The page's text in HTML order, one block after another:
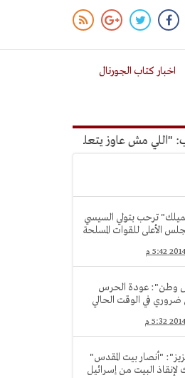
اخبار كتاب الجورنال
مش عاوز يتعلم ملوش مجانية"
ترحب بتولي السيسي
الأعلى للقوات المسلحة
وطن": عودة الحرس
ضروري في الوقت الحالي
"أنصار بيت المقدس"
لإنقاذ البيت من إسرائيل